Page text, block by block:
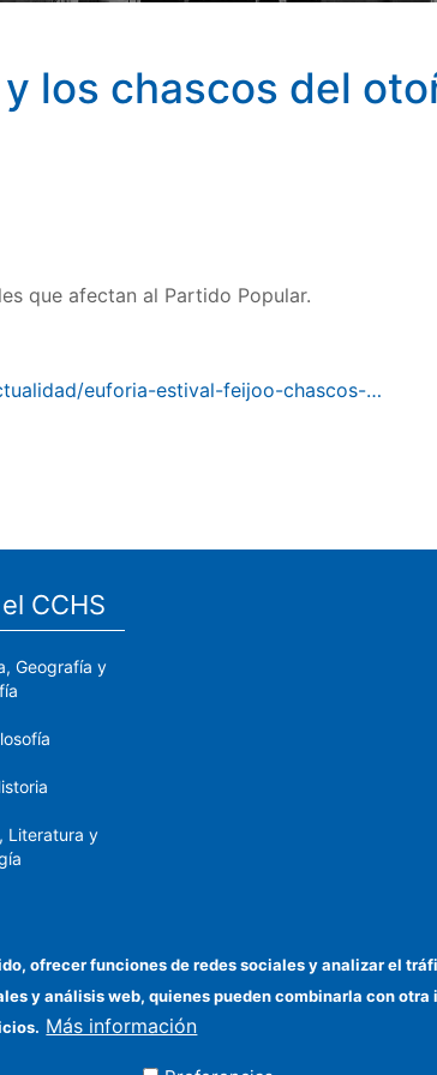
los chascos del
que afectan al Partido Popular.
euforia-estival-feijoo-chascos-…
CCHS
Geografía y
Literatura y
y Bienes
ofrecer funciones de redes sociales y analizar el
y análisis web, quienes pueden combinarla con
Más información